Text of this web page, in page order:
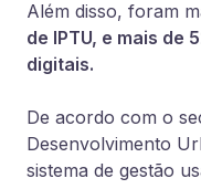
Além disso, foram
de IPTU, e mais de
digitais.
De acordo com o
Desenvolvimento
sistema de gestão